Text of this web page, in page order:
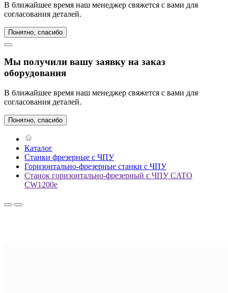
В ближайшее время наш менеджер свяжется с вами для
согласования деталей.
Понятно, спасибо
Мы получили вашу заявку на заказ
оборудования
В ближайшее время наш менеджер свяжется с вами для
согласования деталей.
Понятно, спасибо
Каталог
Станки фрезерные с ЧПУ
Горизонтально-фрезерные станки с ЧПУ
Станок горизонтально-фрезерный с ЧПУ CATO
CW1200e